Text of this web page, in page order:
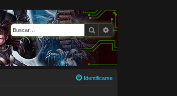
BuscarBúsqueda avanzada
Identificarse